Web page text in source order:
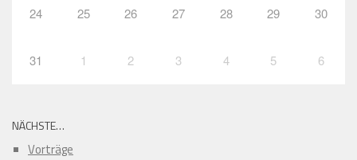
24 25 26 27 28 29 30
31 1 2 3 4 5 6
NÄCHSTE…
Vorträge